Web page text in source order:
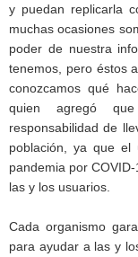
y puedan replicarla
muchas ocasiones
poder de nuestra
tenemos, pero éstos
conozcamos qué
quien agregó
responsabilidad de
población, ya que el
pandemia por
las y los usuarios.
Cada organismo
para ayudar a las y